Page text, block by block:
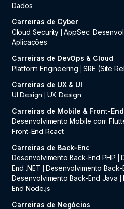
Dados
Carreiras de Cyber
Cloud Security AppSec:
Aplicações
Carreiras de DevOps & Cloud
Platform Engineering
SRE (Site
Carreiras de UX & UI
UI Design
UX Design
Carreiras de Mobile & Front-End
Desenvolvimento Mobile com
Front-End React
Carreiras de Back-End
Desenvolvimento Back-End PHP
End .NET
Desenvolvimento Back-
Desenvolvimento Back-End Java
End Node.js
Carreiras de Negócios